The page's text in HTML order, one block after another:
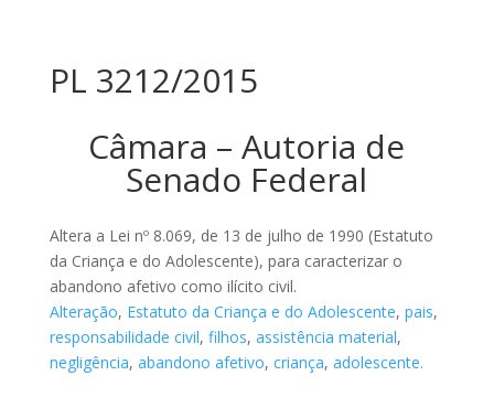
PL 3212/2015
Câmara – Autoria de
Senado Federal
Altera a Lei nº 8.069, de 13 de julho de 1990 (Estatuto
da Criança e do Adolescente), para caracterizar o
abandono afetivo como ilícito civil.
Alteração, Estatuto da Criança e do Adolescente, pais,
responsabilidade civil, filhos, assistência material,
negligência, abandono afetivo, criança, adolescente.